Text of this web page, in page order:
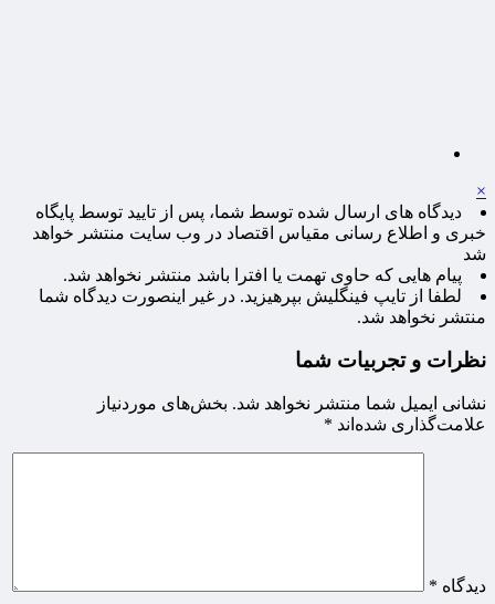
×
دیدگاه های ارسال شده توسط شما، پس از تایید توسط پایگاه
خبری و اطلاع رسانی مقیاس اقتصاد در وب سایت منتشر خواهد
شد
پیام هایی که حاوی تهمت یا افترا باشد منتشر نخواهد شد.
لطفا از تایپ فینگلیش بپرهیزید. در غیر اینصورت دیدگاه شما
منتشر نخواهد شد.
نظرات و تجربیات شما
نشانی ایمیل شما منتشر نخواهد شد. بخش‌های موردنیاز
علامت‌گذاری شده‌اند *
دیدگاه *